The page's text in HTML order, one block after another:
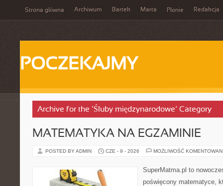
Strona główna Archiwum Bartek Marta Płonie Redakcja
POCZEKAJMY
Archive for the ‘Śluby międzynarodowe’ Category
MATEMATYKA NA EGZAMINIE
POSTED BY ADMIN CZE - 9 - 2026 MOŻLIWOŚĆ
SuperMatma.pl to
poświęcony matematyce,